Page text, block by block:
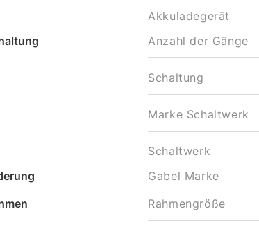
Akkuladegerät
Anzahl der Gänge
Schaltung
Marke Schaltwerk
Schaltwerk
Gabel Marke
Rahmengröße